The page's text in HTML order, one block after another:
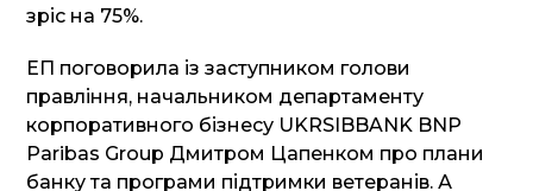
зріс на 75%.
ЕП поговорила із заступником голови
правління, начальником департаменту
корпоративного бізнесу UKRSIBBANK BNP
Paribas Group Дмитром Цапенком про плани
банку та програми підтримки ветеранів. А